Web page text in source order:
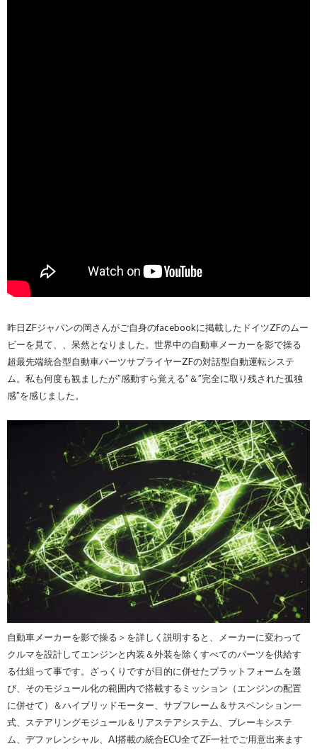
昨日ZFジャパンの岡さんがご自身のfacebookに掲載したドイツZFのムー
ビーを見て、、呆然となりました。世界中の自動車メーカーを影で操る
超最先端統合型自動車パーツサプライヤーZFの対話型自動運転システ
ム。私も何度も観ましたが”感動すら覚える”＆”完全に取り残された孤独
感”を感じました。
自動車メーカーを影で操る＞を詳しく説明すると、メーカーに変わって
クルマを設計してエンジンと内装＆外装を除くすべてのパーツを供給す
る仕組って事です。ざっくりですが目的に併せたプラットフォームを選
び、そのモジュール化の範囲内で搭載するミッション（エンジンの配置
に併せて）＆ハイブリッドモーター、サブフレーム＆サスペンション一
式、ステアリングモジュール＆リアステアシステム、ブレーキシステ
ム、デファレンシャル、AI搭載の統合ECU全てZF一社でご用意出来ます